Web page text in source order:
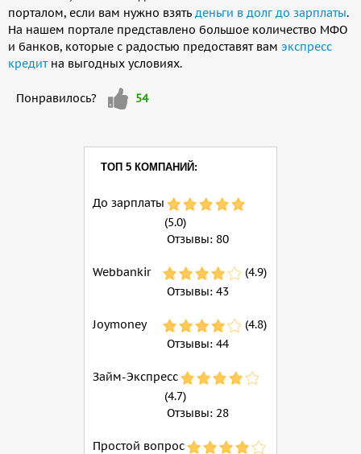
порталом, если вам нужно взять деньги в долг до зарплаты.
На нашем портале представлено большое количество МФО
и банков, которые с радостью предоставят вам экспресс
кредитна выгодных условиях.
Понравилось?
Мне
нравится
54
ТОП 5 КОМПАНИЙ:
До зарплаты
(5.0)
Отзывы: 80
Webbankir
(4.9)
Отзывы: 43
Joymoney
(4.8)
Отзывы: 44
Займ-Экспресс
(4.7)
Отзывы: 28
Простой вопрос